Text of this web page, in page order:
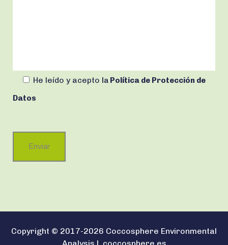
He leído y acepto la Política de Protección de
Datos
Copyright © 2017-2026 Coccosphere Environmental